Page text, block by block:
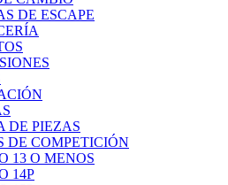
DE ESCAPE
DE PIEZAS
DE COMPETICIÓN
13 O MENOS
14P